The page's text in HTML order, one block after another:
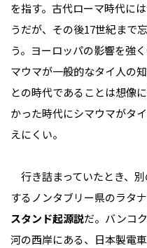
を指す。古代ローマ時代に
うだが、その後17世紀まで
う。ヨーロッパの影響を強
マウマが一般的なタイ人の
との時代であることは想像
かった時代にシマウマがタ
えにくい。
行き詰まっていたとき、
するノンタブリー県のラタ
スタンド起源説だ。バンコ
河の西岸にある、日本製電